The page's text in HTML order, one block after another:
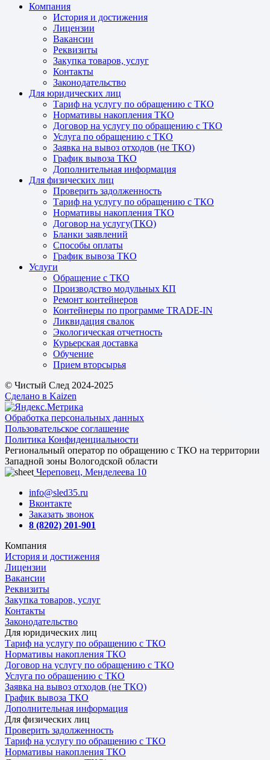
Компания
История и достижения
Лицензии
Вакансии
Реквизиты
Закупка товаров, услуг
Контакты
Законодательство
Для юридических лиц
Тариф на услугу по обращению с ТКО
Нормативы накопления ТКО
Договор на услугу по обращению с ТКО
Услуга по обращению с ТКО
Заявка на вывоз отходов (не ТКО)
График вывоза ТКО
Дополнительная информация
Для физических лиц
Проверить задолженность
Тариф на услугу по обращению с ТКО
Нормативы накопления ТКО
Договор на услугу(ТКО)
Бланки заявлений
Способы оплаты
График вывоза ТКО
Услуги
Обращение с ТКО
Производство модульных КП
Ремонт контейнеров
Контейнеры по программе TRADE-IN
Ликвидация свалок
Экологическая отчетность
Курьерская доставка
Обучение
Прием вторсырья
© Чистый След 2024-2025
Сделано в Kaizen
Обработка персональных данных
Пользовательское соглашение
Политика Конфиденциальности
Региональный оператор по обращению с ТКО на территории
Западной зоны Вологодской области
Череповец, Менделеева 10
info@sled35.ru
Вконтакте
Заказать звонок
8 (8202) 201-901
Компания
История и достижения
Лицензии
Вакансии
Реквизиты
Закупка товаров, услуг
Контакты
Законодательство
Для юридических лиц
Тариф на услугу по обращению с ТКО
Нормативы накопления ТКО
Договор на услугу по обращению с ТКО
Услуга по обращению с ТКО
Заявка на вывоз отходов (не ТКО)
График вывоза ТКО
Дополнительная информация
Для физических лиц
Проверить задолженность
Тариф на услугу по обращению с ТКО
Нормативы накопления ТКО